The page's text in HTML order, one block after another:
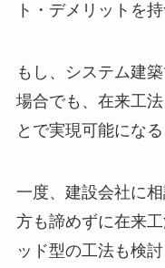
ト・デメリットを
もし、システム建
場合でも、在来工
とで実現可能にな
一度、建設会社に
方も諦めずに在来
ッド型の工法も検